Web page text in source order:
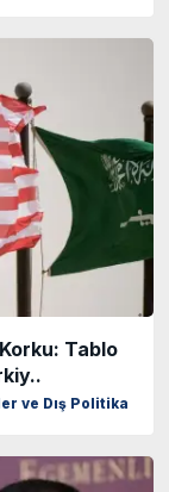
Tablo
ve Dış Politika